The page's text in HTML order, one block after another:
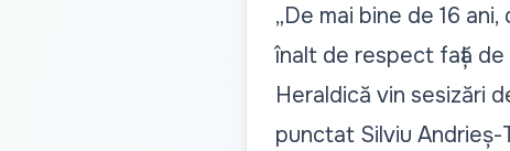
„De mai bine de 16
înalt de respect față
Heraldică vin sesizări
punctat Silviu Andrieș-